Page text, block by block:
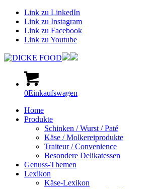
Link zu LinkedIn
Link zu Instagram
Link zu Facebook
Link zu Youtube
0Einkaufswagen
Home
Produkte
Schinken / Wurst / Paté
Käse / Molkereiprodukte
Traiteur / Convenience
Besondere Delikatessen
Genuss-Themen
Lexikon
Käse-Lexikon